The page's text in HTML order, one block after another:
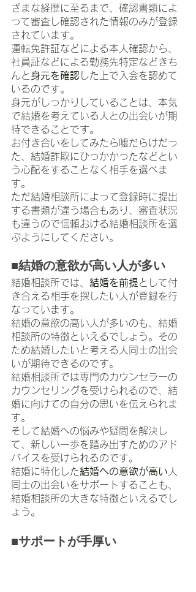
ざまな経歴に至るまで、確認書類によ
って審査し確認された情報のみが登録
されています。
運転免許証などによる本人確認から、
社員証などによる勤務先特定などきち
んと 身元を確認 した上で入会を認めて
いるのです。
身元がしっかりしていることは、本気
で結婚を考えている人との出会いが期
待できることです。
お付き合いをしてみたら嘘だらけだっ
た、結婚詐欺にひっかかったなどとい
う心配をすることなく相手を選べま
す。
ただ結婚相談所によって登録時に提出
する書類が違う場合もあり、審査状況
も違うので信頼おける結婚相談所を選
ぶようにしてください。
■結婚の意欲が高い人が多い
結婚相談所では、 結婚を前提として付
き合える相手を探したい人が登録を行
なっています。
結婚の意欲の高い人が多いのも、結婚
相談所の特徴といえるでしょう。その
ため結婚したいと考える人同士の出会
いが期待できるのです。
結婚相談所では専門のカウンセラーの
カウンセリングを受けられるので、結
婚に向けての自分の思いを伝えられま
す。
そして結婚への悩みや疑問を解決し
て、新しい一歩を踏み出すためのアド
バイスを受けられるのです。
結婚に特化した結婚への意欲が高い 人
同士の出会いをサポートすることも、
結婚相談所の大きな特徴といえるでし
ょう。
■サポートが手厚い